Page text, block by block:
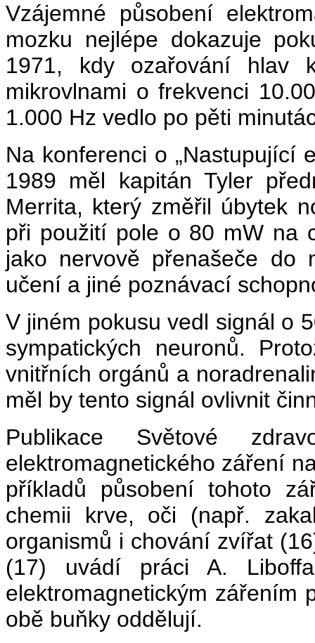
Vzájemné působení
mozku nejlépe dokazuje
1971, kdy ozařování hlav
mikrovlnami o frekvenci
1.000 Hz vedlo po pěti
Na konferenci o „Nastupující
1989 měl kapitán Tyler
Merrita, který změřil úbytek
při použití pole o 80 mW na
jako nervově přenašeče do
učení a jiné poznávací
V jiném pokusu vedl signál o
sympatických neuronů.
vnitřních orgánů a
měl by tento signál ovlivnit
Publikace Světové
elektromagnetického záření
příkladů působení tohoto
chemii krve, oči (např.
organismů i chování zvířat
(17) uvádí práci A.
elektromagnetickým zářením
obě buňky oddělují.